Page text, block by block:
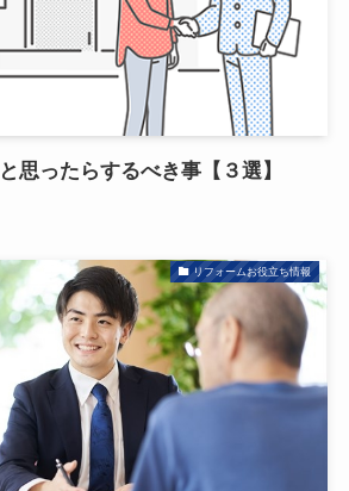
思ったらするべき事【３選】
リフォームお役立ち情報